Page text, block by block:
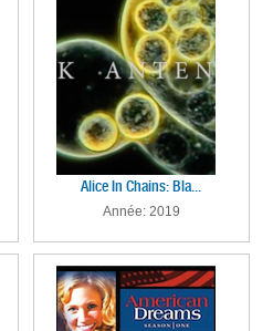
Alice In Chains: Bla...
Année: 2019